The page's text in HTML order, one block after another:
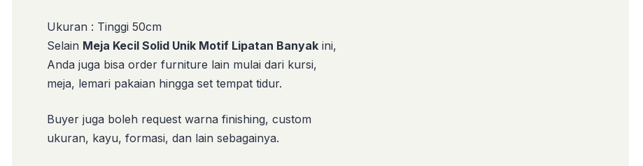
Ukuran : Tinggi 50cm
Selain Meja Kecil Solid Unik Motif Lipatan Banyak ini,
Anda juga bisa order furniture lain mulai dari kursi,
meja, lemari pakaian hingga set tempat tidur.
Buyer juga boleh request warna finishing, custom
ukuran, kayu, formasi, dan lain sebagainya.